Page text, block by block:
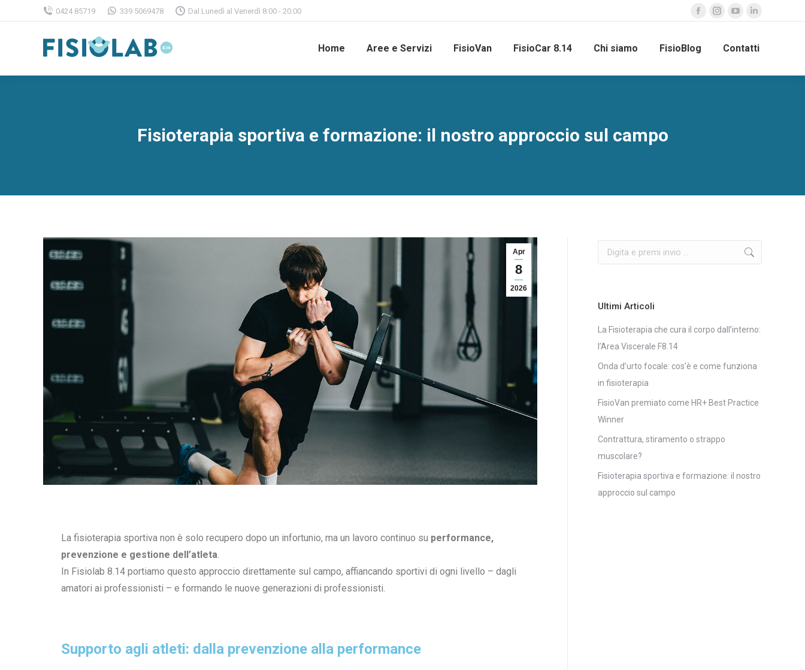
0424 85719 339 5069478 Dal Lunedì al Venerdì 8:00 - 20:00
Home Aree e Servizi FisioVan FisioCar 8.14 Chi siamo FisioBlog Contatti
Fisioterapia sportiva e formazione: il nostro approccio sul campo
Apr
8
2026
La fisioterapia sportiva non è solo recupero dopo un infortunio, ma un lavoro continuo su performance,
prevenzione e gestione dell’atleta
In Fisiolab 8.14 portiamo questo approccio direttamente sul campo, affiancando sportivi di ogni livello – dagli
amatori ai professionisti – e formando le nuove generazioni di professionisti.
Supporto agli atleti: dalla prevenzione alla performance
Ultimi Articoli
La Fisioterapia che cura il corpo dall’interno:
l’Area Viscerale F8.14
Onda d’urto focale: cos’è e come funziona
in fisioterapia
FisioVan premiato come HR+ Best Practice
Winner
Contrattura, stiramento o strappo
muscolare?
Fisioterapia sportiva e formazione: il nostro
approccio sul campo